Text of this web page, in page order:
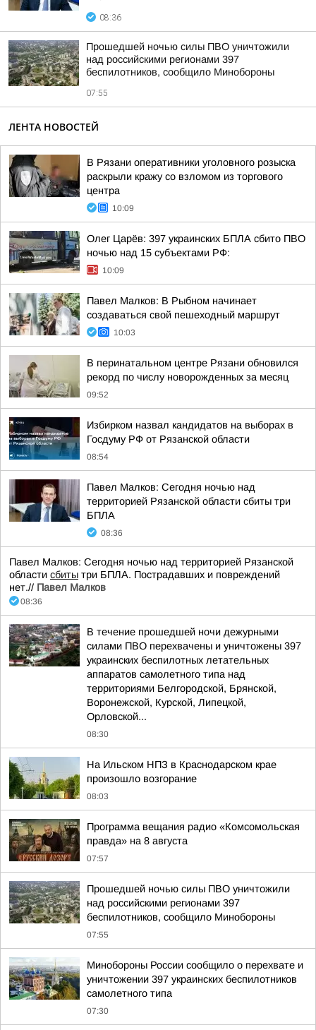
08:36
Прошедшей ночью силы ПВО уничтожили
над российскими регионами 397
беспилотников, сообщило Минобороны
07:55
ЛЕНТА НОВОСТЕЙ
В Рязани оперативники уголовного розыска
раскрыли кражу со взломом из торгового
центра
10:09
Олег Царёв: 397 украинских БПЛА сбито ПВО
ночью над 15 субъектами РФ:
10:09
Павел Малков: В Рыбном начинает
создаваться свой пешеходный маршрут
10:03
В перинатальном центре Рязани обновился
рекорд по числу новорожденных за месяц
09:52
Избирком назвал кандидатов на выборах в
Госдуму РФ от Рязанской области
08:54
Павел Малков: Сегодня ночью над
территорией Рязанской области сбиты три
БПЛА
08:36
Павел Малков: Сегодня ночью над территорией Рязанской
области сбиты три БПЛА. Пострадавших и повреждений
нет.// Павел Малков
08:36
В течение прошедшей ночи дежурными
силами ПВО перехвачены и уничтожены 397
украинских беспилотных летательных
аппаратов самолетного типа над
территориями Белгородской, Брянской,
Воронежской, Курской, Липецкой,
Орловской...
08:30
На Ильском НПЗ в Краснодарском крае
произошло возгорание
08:03
Программа вещания радио «Комсомольская
правда» на 8 августа
07:57
Прошедшей ночью силы ПВО уничтожили
над российскими регионами 397
беспилотников, сообщило Минобороны
07:55
Минобороны России сообщило о перехвате и
уничтожении 397 украинских беспилотников
самолетного типа
07:30